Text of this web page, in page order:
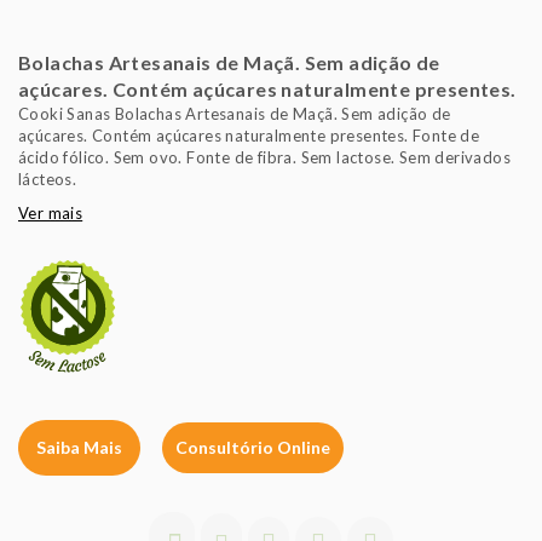
Bolachas Artesanais de Maçã. Sem adição de
açúcares. Contém açúcares naturalmente presentes.
Cooki Sanas Bolachas Artesanais de Maçã. Sem adição de
açúcares. Contém açúcares naturalmente presentes. Fonte de
ácido fólico. Sem ovo. Fonte de fibra. Sem lactose. Sem derivados
lácteos.
Ver mais
Saiba Mais Consultório Online